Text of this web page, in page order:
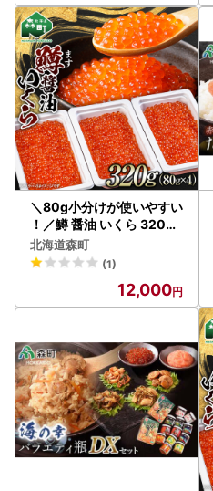
＼80g小分けが使いやすい
！／鱒 醤油 いくら 320g
（80g×4） 小分け ＜海鮮
問屋 株式会社 瑞宝＞
mr1-1426
北海道森町
(1)
12,000